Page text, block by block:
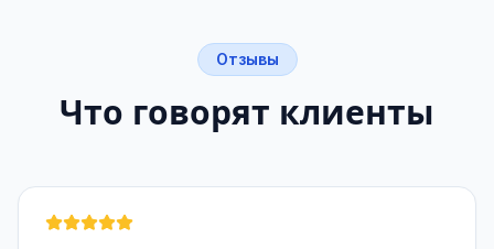
Отзывы
Что говорят клиенты